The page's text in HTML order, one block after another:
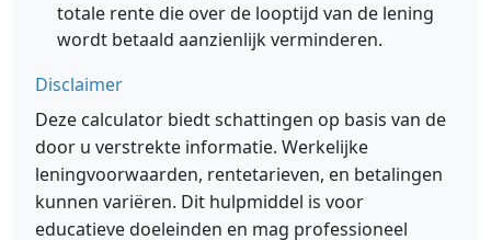
totale rente die over de looptijd van de lening
wordt betaald aanzienlijk verminderen.
Disclaimer
Deze calculator biedt schattingen op basis van de
door u verstrekte informatie. Werkelijke
leningvoorwaarden, rentetarieven, en betalingen
kunnen variëren. Dit hulpmiddel is voor
educatieve doeleinden en mag professioneel